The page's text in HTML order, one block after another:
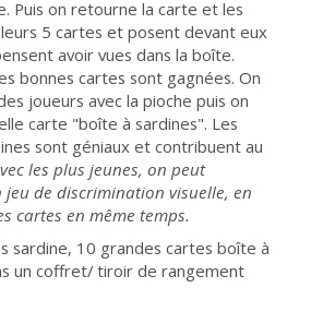
Puis on retourne la carte et les
5 cartes et posent devant eux
avoir vues dans la boîte.
bonnes cartes sont gagnées. On
joueurs avec la pioche puis on
carte "boîte à sardines". Les
sont géniaux et contribuent au
les plus jeunes, on peut
de discrimination visuelle, en
cartes en même temps.
sardine, 10 grandes cartes boîte à
un coffret/ tiroir de rangement